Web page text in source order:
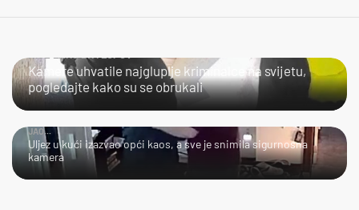
Kamere uhvatile najgluplje kriminalce na svijetu,
pogledajte kako su se obrukali
JAO...
Uljez u kući izazvao opći kaos, a sve je snimila sigurnosna
kamera